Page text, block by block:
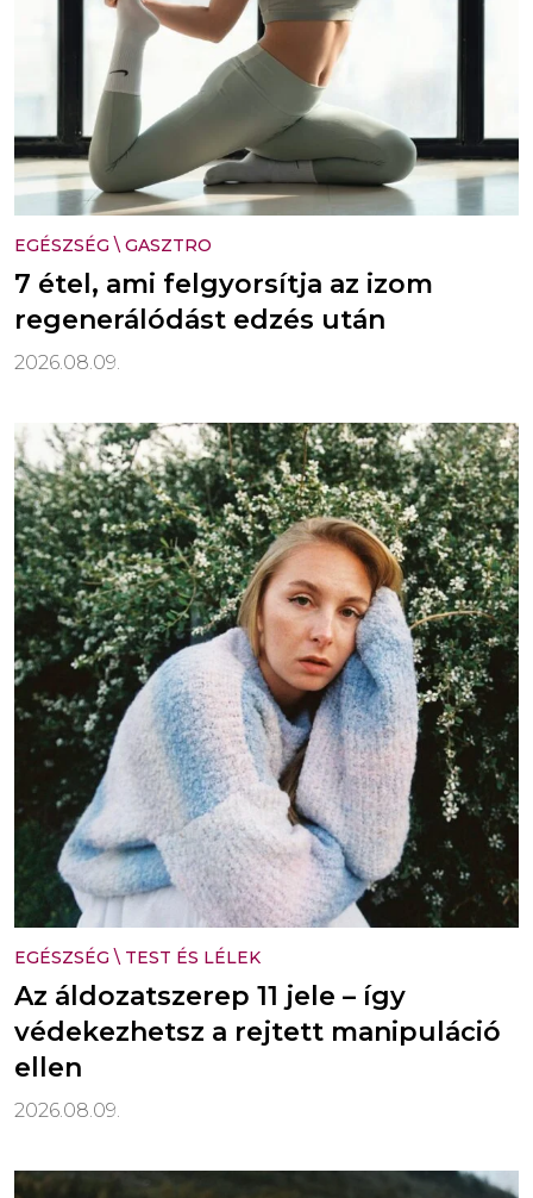
EGÉSZSÉG \ GASZTRO
7 étel, ami felgyorsítja az izom
regenerálódást edzés után
2026.08.09.
EGÉSZSÉG \ TEST ÉS LÉLEK
Az áldozatszerep 11 jele – így
védekezhetsz a rejtett manipuláció
ellen
2026.08.09.